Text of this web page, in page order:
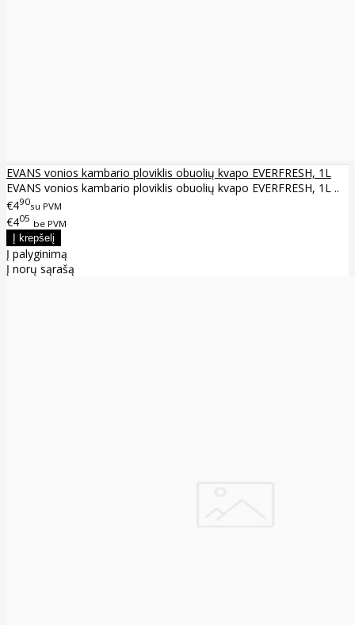
EVANS vonios kambario ploviklis obuolių kvapo EVERFRESH, 1L
EVANS vonios kambario ploviklis obuolių kvapo EVERFRESH, 1L ..
€490su PVM
€405 be PVM
Į palyginimą
Į norų sąrašą